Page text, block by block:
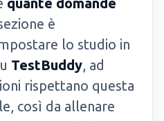
è
lo studio in
TestBuddy, ad
rispettano questa
così da allenare